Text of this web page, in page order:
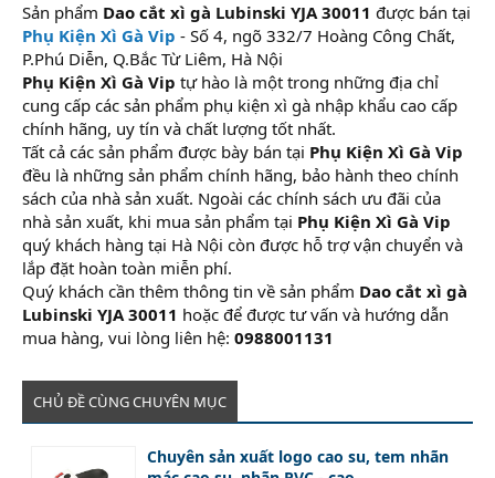
Sản phẩm Dao cắt xì gà Lubinski YJA 30011 được bán tại
Phụ Kiện Xì Gà Vip - Số 4, ngõ 332/7 Hoàng Công Chất,
P.Phú Diễn, Q.Bắc Từ Liêm, Hà Nội
Phụ Kiện Xì Gà Vip tự hào là một trong những địa chỉ
cung cấp các sản phẩm phụ kiện xì gà nhập khẩu cao cấp
chính hãng, uy tín và chất lượng tốt nhất.
Tất cả các sản phẩm được bày bán tại Phụ Kiện Xì Gà Vip
đều là những sản phẩm chính hãng, bảo hành theo chính
sách của nhà sản xuất. Ngoài các chính sách ưu đãi của
nhà sản xuất, khi mua sản phẩm tại Phụ Kiện Xì Gà Vip
quý khách hàng tại Hà Nội còn được hỗ trợ vận chuyển và
lắp đặt hoàn toàn miễn phí.
Quý khách cần thêm thông tin về sản phẩm Dao cắt xì gà
Lubinski YJA 30011 hoặc để được tư vấn và hướng dẫn
mua hàng, vui lòng liên hệ: 0988001131
CHỦ ĐỀ CÙNG CHUYÊN MỤC
Chuyên sản xuất logo cao su, tem nhãn